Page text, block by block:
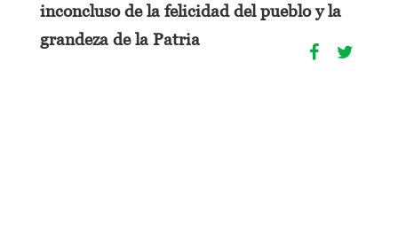
inconcluso de la felicidad del pueblo y la
grandeza de la Patria